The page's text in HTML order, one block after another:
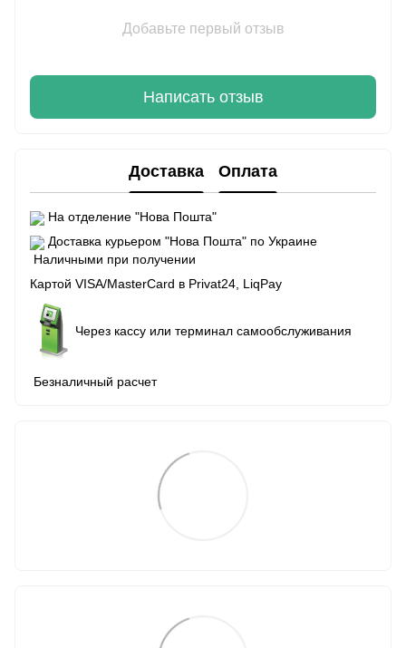
Добавьте первый отзыв
Написать отзыв
Доставка Оплата
На отделение "Нова Пошта"
Доставка курьером "Нова Пошта" по Украине
Наличными при получении
Картой VISA/MasterCard в Рrivat24, LiqPay
Через кассу или терминал самообслуживания
Безналичный расчет